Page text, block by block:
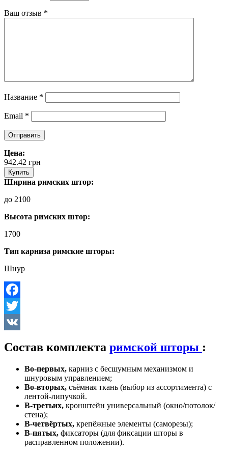
Ваш отзыв *
Название *
Email *
Цена:
942.42 грн
Купить
Ширина римских штор:
до 2100
Высота римских штор:
1700
Тип карниза римские шторы:
Шнур
Facebook
Twitter
Состав комплекта римской шторы :
Во-первых, карниз с бесшумным механизмом и
шнуровым управлением;
Во-вторых, съёмная ткань (выбор из ассортимента) с
лентой-липучкой.
В-третьих, кронштейн универсальный (окно/потолок/
стена);
В-четвёртых, крепёжные элементы (саморезы);
В-пятых, фиксаторы (для фиксации шторы в
расправленном положении).